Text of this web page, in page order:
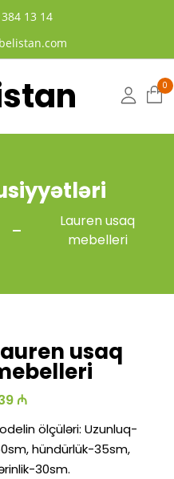
13 14
0
Lauren usaq
mebelleri
usaq
₼
ölçüləri: Uzunluq-
hündürlük-35sm,
30sm.